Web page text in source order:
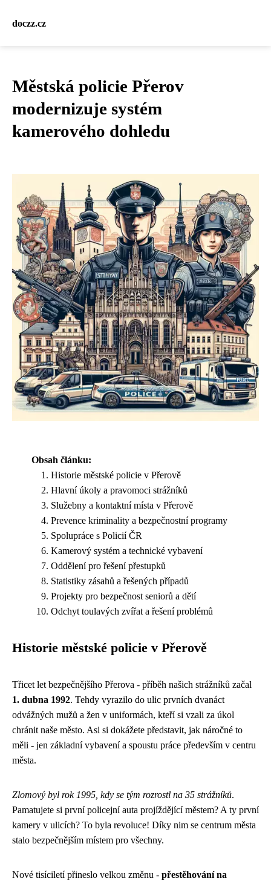
doczz.cz
Městská policie Přerov
modernizuje systém
kamerového dohledu
Obsah článku:
Historie městské policie v Přerově
Hlavní úkoly a pravomoci strážníků
Služebny a kontaktní místa v Přerově
Prevence kriminality a bezpečnostní programy
Spolupráce s Policií ČR
Kamerový systém a technické vybavení
Oddělení pro řešení přestupků
Statistiky zásahů a řešených případů
Projekty pro bezpečnost seniorů a dětí
Odchyt toulavých zvířat a řešení problémů
Historie městské policie v Přerově
Třicet let bezpečnějšího Přerova - příběh našich strážníků začal
1. dubna 1992. Tehdy vyrazilo do ulic prvních dvanáct
odvážných mužů a žen v uniformách, kteří si vzali za úkol
chránit naše město. Asi si dokážete představit, jak náročné to
měli - jen základní vybavení a spoustu práce především v centru
města.
Zlomový byl rok 1995, kdy se tým rozrostl na 35 strážníků.
Pamatujete si první policejní auta projíždějící městem? A ty první
kamery v ulicích? To byla revoluce! Díky nim se centrum města
stalo bezpečnějším místem pro všechny.
Nové tisíciletí přineslo velkou změnu - přestěhování na